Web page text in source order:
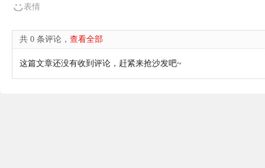
表情
共 0 条评论， 查看全部
这篇文章还没有收到评论，赶紧来抢沙发吧~